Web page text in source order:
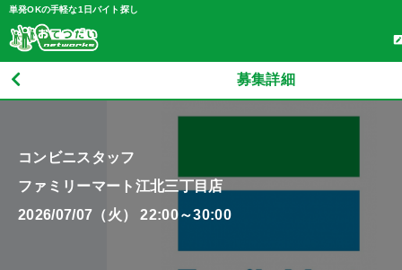
単発OKの手軽な1日バイト探し
募集詳細
コンビニスタッフ
ファミリーマート江北三丁目店
2026/07/07（火） 22:00～30:00